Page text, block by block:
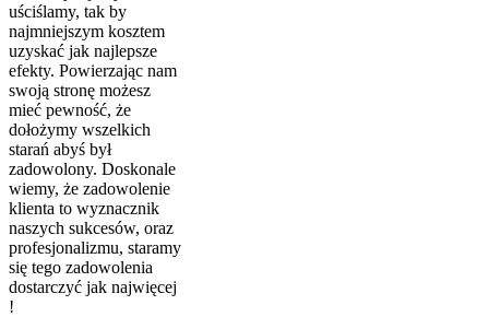
uściślamy, tak by
najmniejszym kosztem
uzyskać jak najlepsze
efekty. Powierzając nam
swoją stronę możesz
mieć pewność, że
dołożymy wszelkich
starań abyś był
zadowolony. Doskonale
wiemy, że zadowolenie
klienta to wyznacznik
naszych sukcesów, oraz
profesjonalizmu, staramy
się tego zadowolenia
dostarczyć jak najwięcej
!